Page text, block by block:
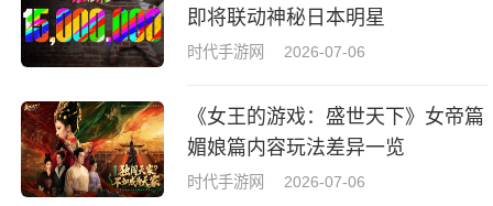
即将联动神秘日本明星
时代手游网 2026-07-06
《女王的游戏：盛世天下》女帝篇
媚娘篇内容玩法差异一览
时代手游网 2026-07-06